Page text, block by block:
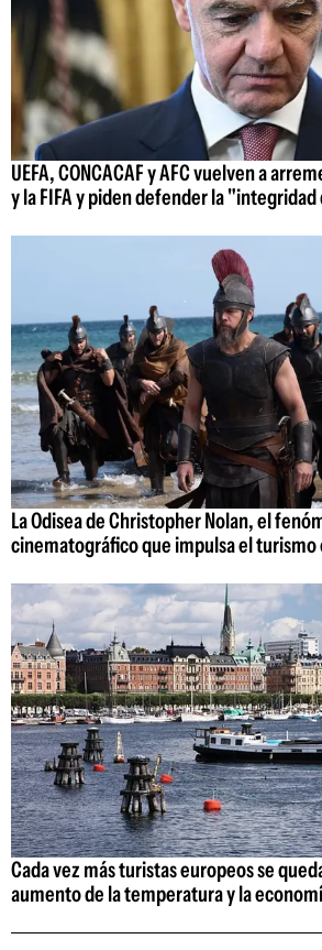
UEFA, CONCACAF y AFC vuelven a
y la FIFA y piden defender la
La Odisea de Christopher Nolan, el
cinematográfico que impulsa el turismo
Cada vez más turistas europeos se
aumento de la temperatura y la